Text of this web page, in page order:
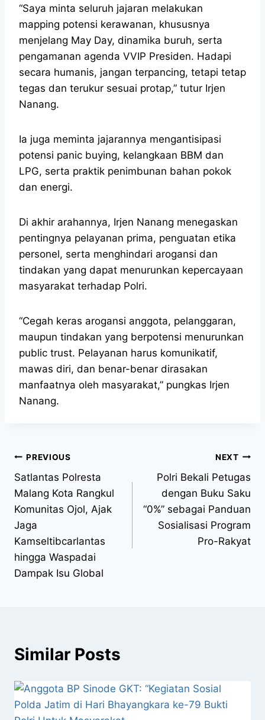
“Saya minta seluruh jajaran melakukan
mapping potensi kerawanan, khususnya
menjelang May Day, dinamika buruh, serta
pengamanan agenda VVIP Presiden. Hadapi
secara humanis, jangan terpancing, tetapi tetap
tegas dan terukur sesuai protap,” tutur Irjen
Nanang.
Ia juga meminta jajarannya mengantisipasi
potensi panic buying, kelangkaan BBM dan
LPG, serta praktik penimbunan bahan pokok
dan energi.
Di akhir arahannya, Irjen Nanang menegaskan
pentingnya pelayanan prima, penguatan etika
personel, serta menghindari arogansi dan
tindakan yang dapat menurunkan kepercayaan
masyarakat terhadap Polri.
“Cegah keras arogansi anggota, pelanggaran,
maupun tindakan yang berpotensi menurunkan
public trust. Pelayanan harus komunikatif,
mawas diri, dan benar-benar dirasakan
manfaatnya oleh masyarakat,” pungkas Irjen
Nanang.
PREVIOUS
Satlantas Polresta
Malang Kota Rangkul
Komunitas Ojol, Ajak
Jaga
Kamseltibcarlantas
hingga Waspadai
Dampak Isu Global
NEXT
Polri Bekali Petugas
dengan Buku Saku
“0%” sebagai Panduan
Sosialisasi Program
Pro-Rakyat
Similar Posts